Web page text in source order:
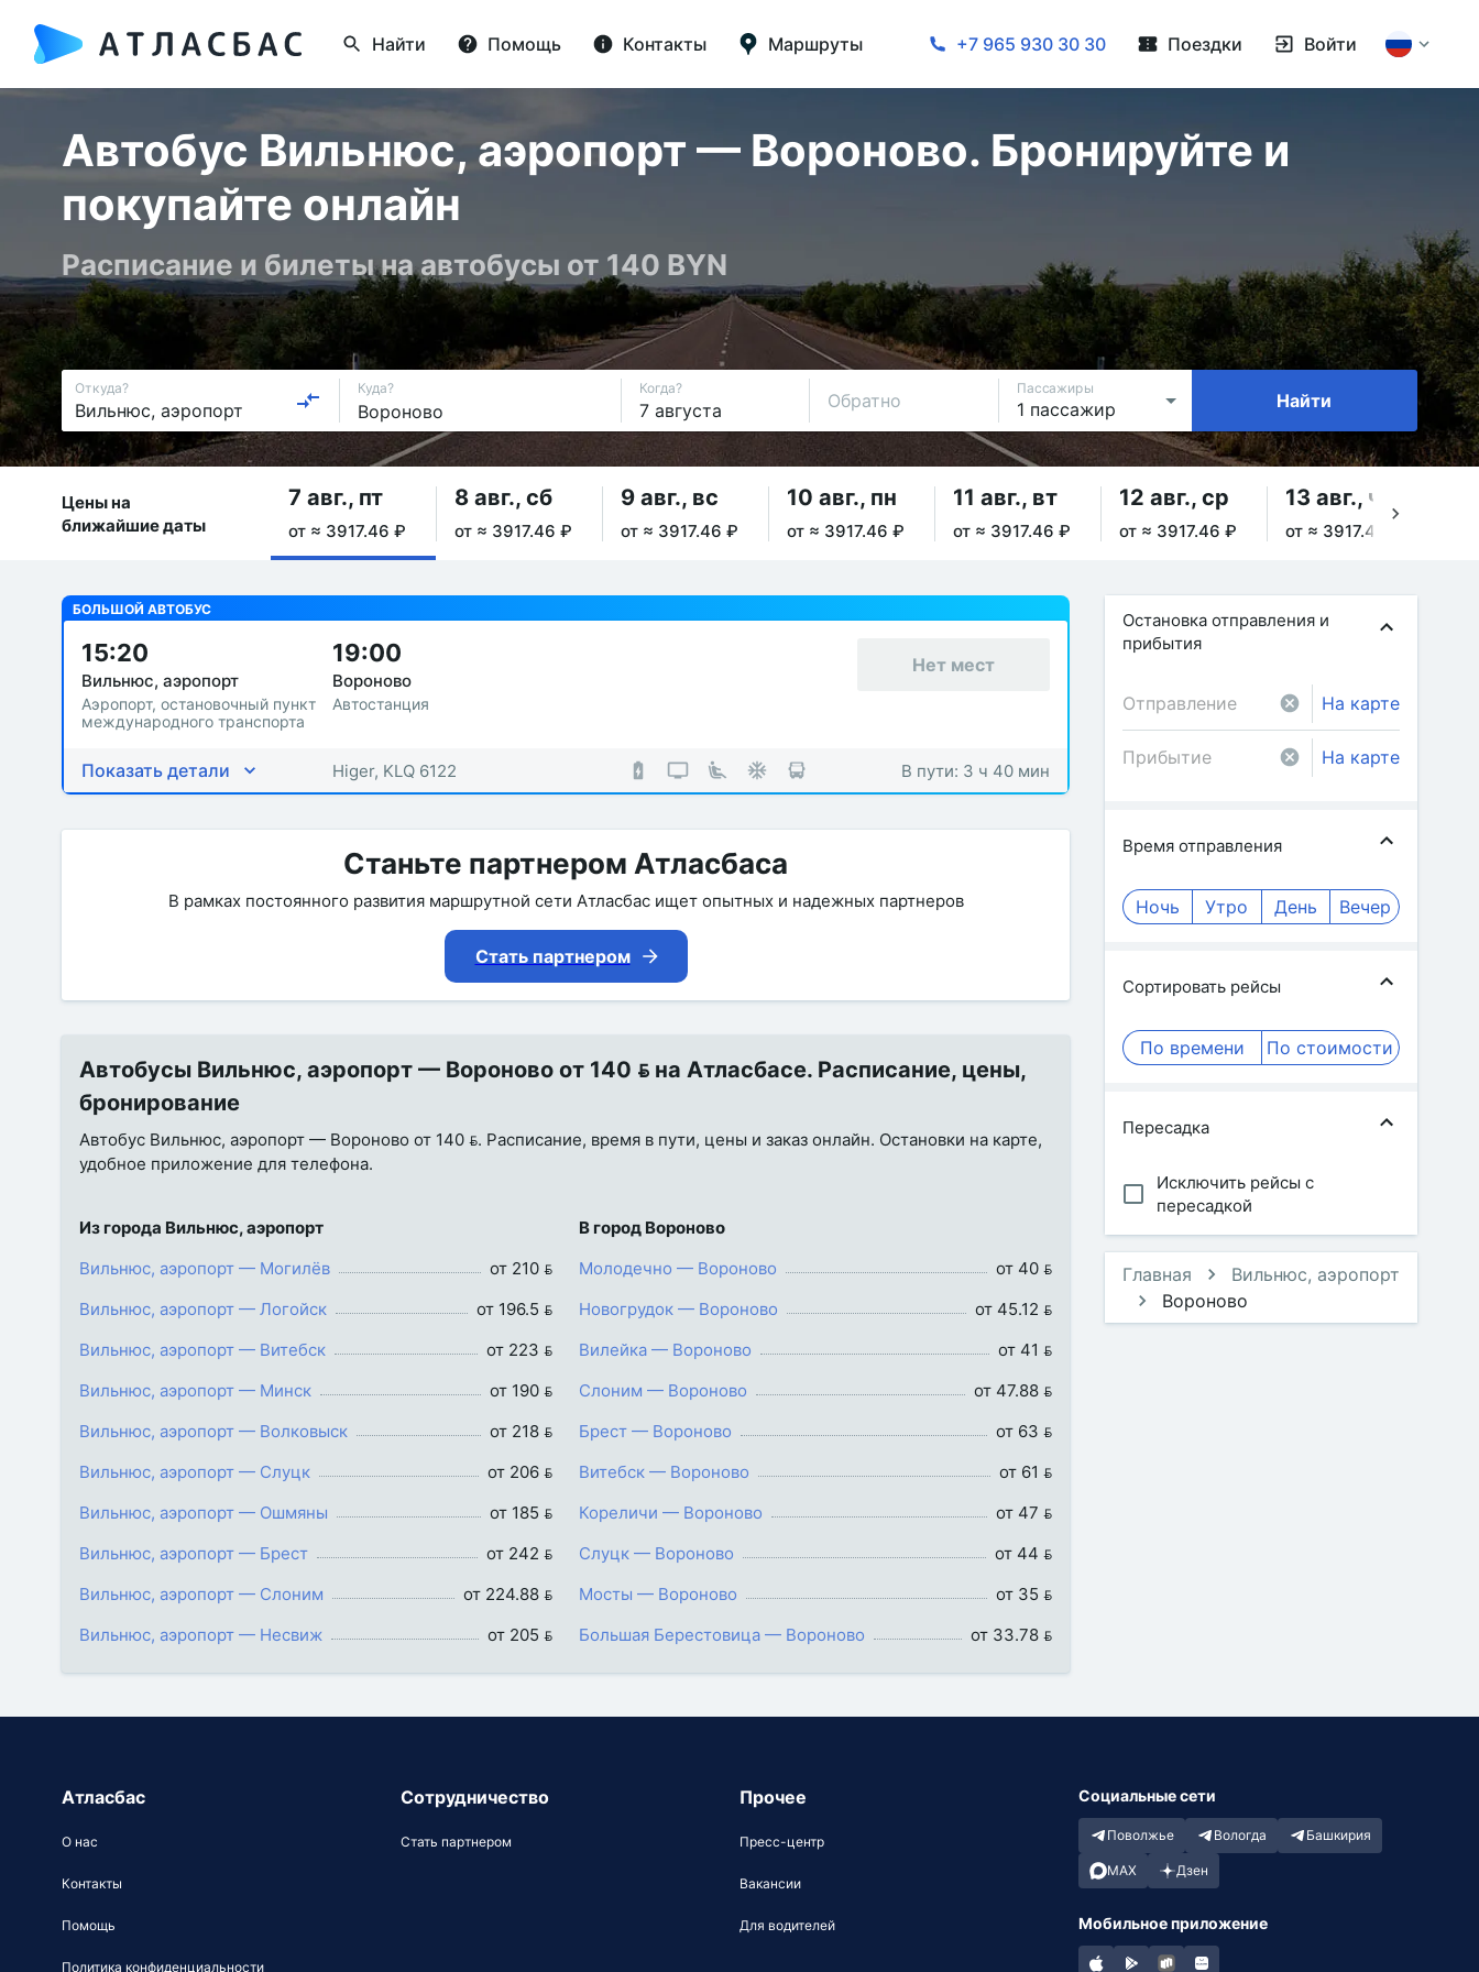
Найти Помощь Контакты Маршруты +7 965 930 30 30 Поездки Войти
Автобус Вильнюс, аэропорт — Вороново. Бронируйте и
покупайте онлайн
Расписание и билеты на автобусы от 140 BYN
Откуда? Куда? Когда?
Обратно
Пассажиры
Найти
Цены на
ближайшие даты
7 авг., пт
от ≈ 3917.46 ₽
8 авг., сб
от ≈ 3917.46 ₽
9 авг., вс
от ≈ 3917.46 ₽
10 авг., пн
от ≈ 3917.46 ₽
11 авг., вт
от ≈ 3917.46 ₽
12 авг., ср
от ≈ 3917.46 ₽
13 авг., чт
от ≈ 3917.46 ₽
БОЛЬШОЙ АВТОБУС
15:20
Вильнюс, аэропорт
Аэропорт, остановочный пункт
международного транспорта
19:00
Вороново
Автостанция
Нет мест
Показать детали Higer, KLQ 6122 В пути: 3 ч 40 мин
Станьте партнером Атласбаса
В рамках постоянного развития маршрутной сети Атласбас ищет опытных и надежных партнеров
Стать партнером
Автобусы Вильнюс, аэропорт — Вороново от 140  на Атласбасе. Расписание, цены,
бронирование
Автобус Вильнюс, аэропорт — Вороново от 140 . Расписание, время в пути, цены и заказ онлайн. Остановки на карте,
удобное приложение для телефона.
Из города Вильнюс, аэропорт
Вильнюс, аэропорт — Могилёв
от 210 
Вильнюс, аэропорт — Логойск
от 196.5 
Вильнюс, аэропорт — Витебск
от 223 
Вильнюс, аэропорт — Минск
от 190 
Вильнюс, аэропорт — Волковыск
от 218 
Вильнюс, аэропорт — Слуцк
от 206 
Вильнюс, аэропорт — Ошмяны
от 185 
Вильнюс, аэропорт — Брест
от 242 
Вильнюс, аэропорт — Слоним
от 224.88 
Вильнюс, аэропорт — Несвиж
от 205 
В город Вороново
Молодечно — Вороново
от 40 
Новогрудок — Вороново
от 45.12 
Вилейка — Вороново
от 41 
Слоним — Вороново
от 47.88 
Брест — Вороново
от 63 
Витебск — Вороново
от 61 
Кореличи — Вороново
от 47 
Слуцк — Вороново
от 44 
Мосты — Вороново
от 35 
Большая Берестовица — Вороново
от 33.78 
Остановка отправления и
прибытия
На карте
На карте
Время отправления
Ночь Утро День Вечер
Сортировать рейсы
По времени По стоимости
Пересадка
Исключить рейсы с
пересадкой
Главная
Вильнюс, аэропорт
Вороново
Атласбас
О нас
Контакты
Помощь
Политика конфиденциальности
Сотрудничество
Стать партнером
Прочее
Пресс-центр
Вакансии
Для водителей
Социальные сети
Поволжье Вологда Башкирия
MAX Дзен
Мобильное приложение